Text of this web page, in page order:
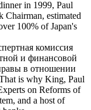
in 1999, Paul
Chairman, estimated
100% of Japan's
комиссия
и финансовой
в отношении
is why King, Paul
on Reforms of
and a host of